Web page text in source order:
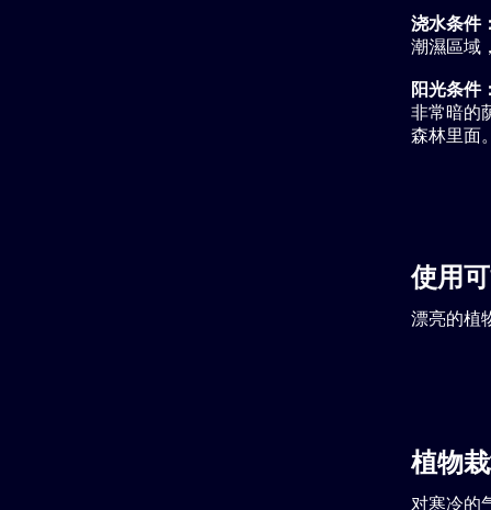
浇水条件
潮濕區域
阳光条件
非常暗的
森林里面
使用
漂亮的植
植物
对寒冷的